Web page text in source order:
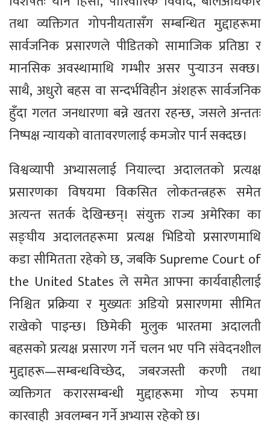
तथा व्यक्तिगत गोपनीयतासँग सम्बन्धित मुद्दाहरूमा
सार्वजनिक प्रसारणले पीडितको सामाजिक प्रतिष्ठा र
मानसिक अवस्थामाथि गम्भीर असर पुर्‍याउन सक्छ।
साथै, अधुरो बहस वा सन्दर्भविहीन अंशहरू सार्वजनिक
हुँदा गलत जनधारणा बन्ने खतरा रहन्छ, जसले अन्ततः
निष्पक्ष न्यायको वातावरणलाई कमजोर पार्न सक्दछ।
विश्वव्यापी अभ्यासलाई नियाल्दा अदालतको प्रत्यक्ष
प्रसारणका विषयमा विकसित लोकतन्त्रहरू समेत
अत्यन्त सतर्क देखिन्छन्। संयुक्त राज्य अमेरिका का
सङ्घीय अदालतहरूमा प्रत्यक्ष भिडियो प्रसारणमाथि
कडा सीमितता रहेको छ, जबकि Supreme Court of
the United States ले समेत आफ्ना कार्यवाहीलाई
निश्चित प्रक्रिया र मुख्यतः अडियो प्रसारणमा सीमित
राखेको पाइन्छ। छिमेकी मुलुक भारतमा अदालती
बहसको प्रत्यक्ष प्रसारण गर्ने चलन भए पनि संवेदनशील
मुद्दाहरू—सम्बन्धविच्छेद, जबरजस्ती करणी तथा
व्यक्तिगत करारसम्बन्धी मुद्दाहरूमा गोप्य रुपमा
कारवाही अवलम्बन गर्ने अभ्यास रहेको छ।